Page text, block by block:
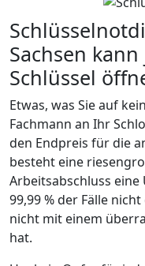
Sachsen
Schlüssel
Etwas, was Sie auf
Fachmann an Ihr
den Endpreis für die
besteht eine
Arbeitsabschluss
99,99 % der Fälle
nicht mit einem
hat.